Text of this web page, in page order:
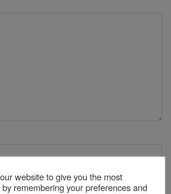
website to give you the most
remembering your preferences and